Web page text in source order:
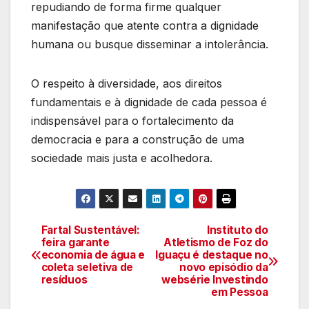
repudiando de forma firme qualquer
manifestação que atente contra a dignidade
humana ou busque disseminar a intolerância.
O respeito à diversidade, aos direitos
fundamentais e à dignidade de cada pessoa é
indispensável para o fortalecimento da
democracia e para a construção de uma
sociedade mais justa e acolhedora.
Navegação
de
Instituto do
Atletismo de Foz do
Iguaçu é destaque no
novo episódio da
websérie Investindo
em Pessoa
Fartal Sustentável:
feira garante
economia de água e
coleta seletiva de
resíduos